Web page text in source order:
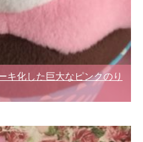
化した巨大なピンクのり